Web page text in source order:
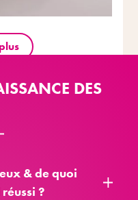
DES
& de quoi
?